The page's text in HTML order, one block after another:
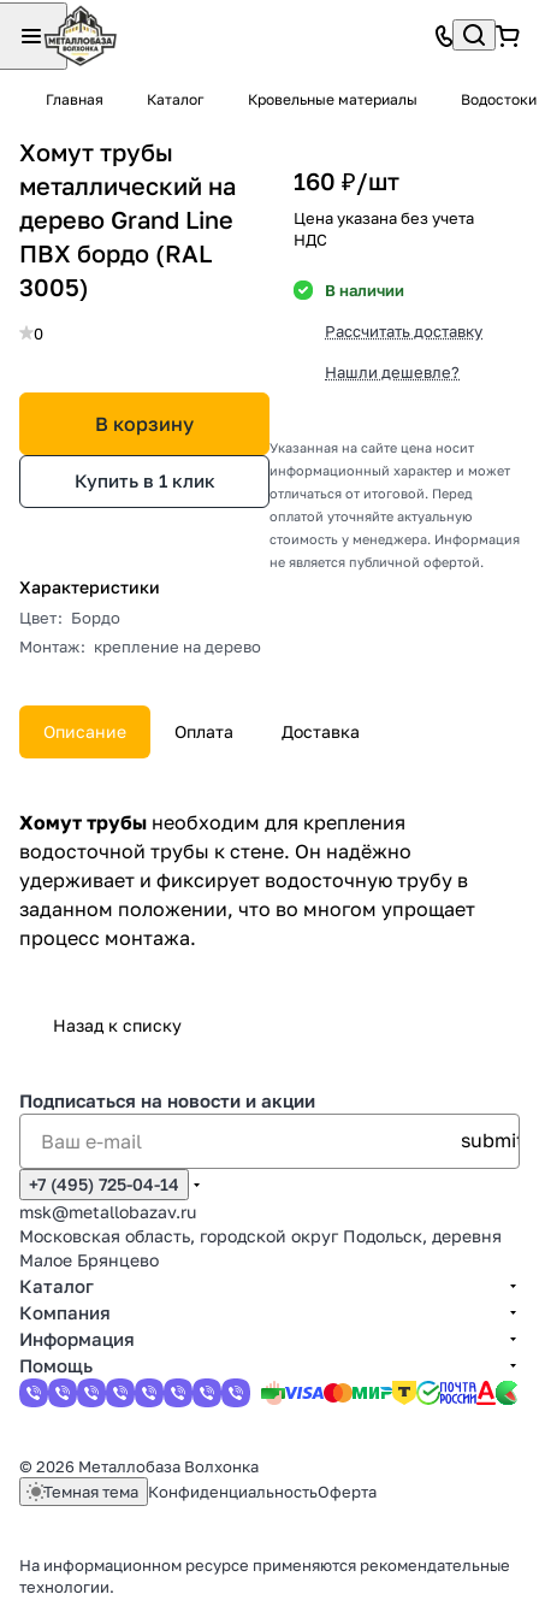
Главная Каталог Кровельные материалы Водостоки
Хомут трубы
металлический на
дерево Grand Line
ПВХ бордо (RAL
3005)
0
В корзину
Купить в 1 клик
Характеристики
Цвет: Бордо
Монтаж: крепление на дерево
160 ₽/шт
Цена указана без учета
НДС
В наличии
Рассчитать доставку
Нашли дешевле?
Указанная на сайте цена носит
информационный характер и может
отличаться от итоговой. Перед
оплатой уточняйте актуальную
стоимость у менеджера. Информация
не является публичной офертой.
Описание Оплата Доставка
Хомут трубы необходим для крепления
водосточной трубы к стене. Он надёжно
удерживает и фиксирует водосточную трубу в
заданном положении, что во многом упрощает
процесс монтажа.
Назад к списку
Подписаться на новости и акции
+7 (495) 725-04-14
msk@metallobazav.ru
Московская область, городской округ Подольск, деревня
Малое Брянцево
Каталог
Компания
Информация
Помощь
© 2026 Металлобаза Волхонка
Темная тема КонфиденциальностьОферта
На информационном ресурсе применяются рекомендательные
технологии.